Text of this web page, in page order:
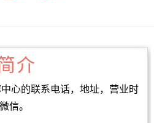
介
心的联系电话，地址，营业时
信。